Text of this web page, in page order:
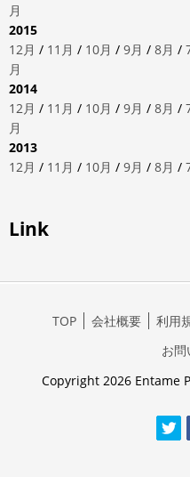
月
2015
12月 / 11月 / 10月 / 9月 / 8月 /
月
2014
12月 / 11月 / 10月 / 9月 / 8月 /
月
2013
12月 / 11月 / 10月 / 9月 / 8月 /
Link
TOP 会社概要 利用
お
Copyright 2026 Entame